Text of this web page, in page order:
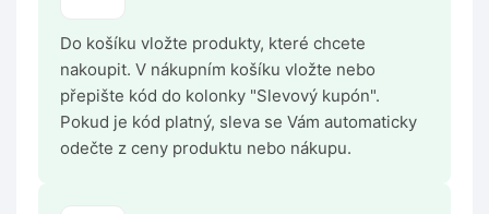
Do košíku vložte produkty, které chcete
nakoupit. V nákupním košíku vložte nebo
přepište kód do kolonky "Slevový kupón".
Pokud je kód platný, sleva se Vám automaticky
odečte z ceny produktu nebo nákupu.